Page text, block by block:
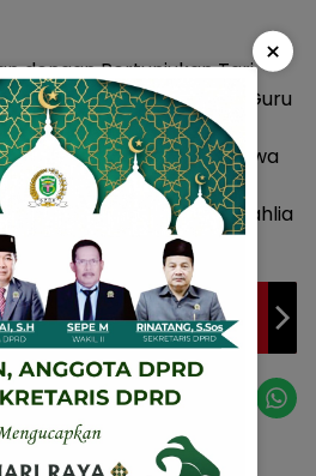
dengan Pertunjukan Tari
oleh Sanggar Tari Kreasi Guru
Pembacaan Gurindam,
Wiratama Riswanto, Siswa
serta diakhiri penampilan
diantaranya Novi Ayla, Dahlia
(ron)
Ucapkan Selamat ke
Festival Sumpah Pemuda
×